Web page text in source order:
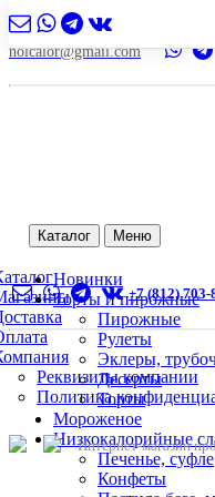
nolcalor@gmail.com
Каталог Меню
Реквизиты компании
Политика
Новинки
Торты и пирожные
Пирожные
Рулеты
Эклеры,
Десерты
Торты
Мороженое
Низкокалорийные
Печенье, суфле
Конфеты
+7 (812) 703-
Интернет-магазин